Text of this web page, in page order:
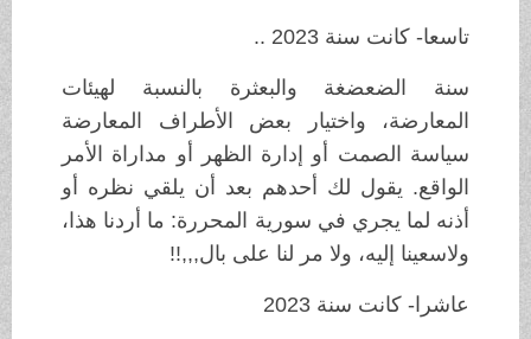
تاسعا- كانت سنة 2023 ..
سنة الضعضغة والبعثرة بالنسبة لهيئات
المعارضة، واختيار بعض الأطراف المعارضة
سياسة الصمت أو إدارة الظهر أو مداراة الأمر
الواقع. يقول لك أحدهم بعد أن يلقي نظره أو
أذنه لما يجري في سورية المحررة: ما أردنا هذا،
ولاسعينا إليه، ولا مر لنا على بال,,,!!
عاشرا- كانت سنة 2023